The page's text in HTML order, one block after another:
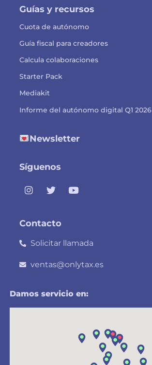
Guías y recursos
Cuota de autónomo
Guía fiscal para creadores
Calcula colaboraciones
Starter Pack
Mediakit
Informe del autónomo digital Q1 2026
Newsletter
Síguenos
Contacto
Solicitar llamada
ventas@onlytax.es
Damos servicio en: